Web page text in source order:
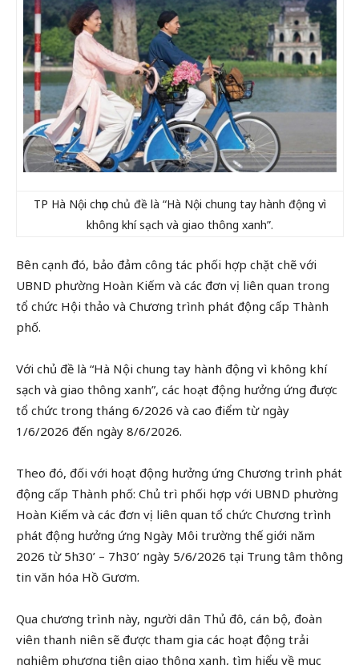
TP Hà Nội chọn chủ đề là “Hà Nội chung tay hành động vì
không khí sạch và giao thông xanh”.
Bên cạnh đó, bảo đảm công tác phối hợp chặt chẽ với
UBND phường Hoàn Kiếm và các đơn vị liên quan trong
tổ chức Hội thảo và Chương trình phát động cấp Thành
phố.
Với chủ đề là “Hà Nội chung tay hành động vì không khí
sạch và giao thông xanh”, các hoạt động hưởng ứng được
tổ chức trong tháng 6/2026 và cao điểm từ ngày
1/6/2026 đến ngày 8/6/2026.
Theo đó, đối với hoạt động hưởng ứng Chương trình phát
động cấp Thành phố: Chủ trì phối hợp với UBND phường
Hoàn Kiếm và các đơn vị liên quan tổ chức Chương trình
phát động hưởng ứng Ngày Môi trường thế giới năm
2026 từ 5h30’ – 7h30’ ngày 5/6/2026 tại Trung tâm thông
tin văn hóa Hồ Gươm.
Qua chương trình này, người dân Thủ đô, cán bộ, đoàn
viên thanh niên sẽ được tham gia các hoạt động trải
nghiệm phương tiện giao thông xanh, tìm hiểu về mục